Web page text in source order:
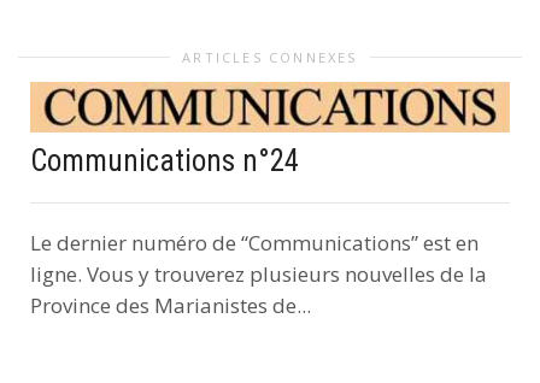
ARTICLES CONNEXES
Communications n°24
Le dernier numéro de “Communications” est en
ligne. Vous y trouverez plusieurs nouvelles de la
Province des Marianistes de...